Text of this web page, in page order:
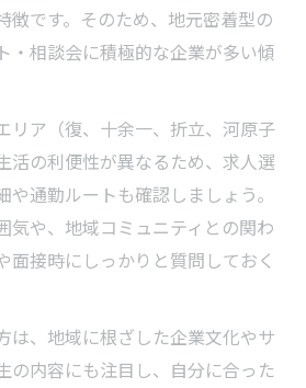
徴です。そのため、地元密着型の
・相談会に積極的な企業が多い傾
リア（復、十余一、折立、河原子
活の利便性が異なるため、求人選
通勤ルートも確認しましょう。
気や、地域コミュニティとの関わ
面接時にしっかりと質問しておく
は、地域に根ざした企業文化やサ
の内容にも注目し、自分に合った